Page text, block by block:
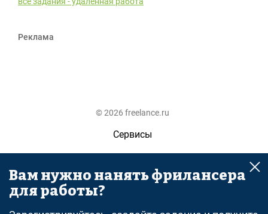
Реклама
© 2026 freelance.ru
Сервисы
Помощь
Поиск
Вам нужно нанять фрилансера
для работы?